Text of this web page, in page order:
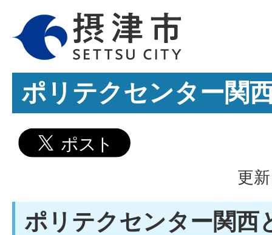
ポリテクセンター関
更
ポリテクセンター関西